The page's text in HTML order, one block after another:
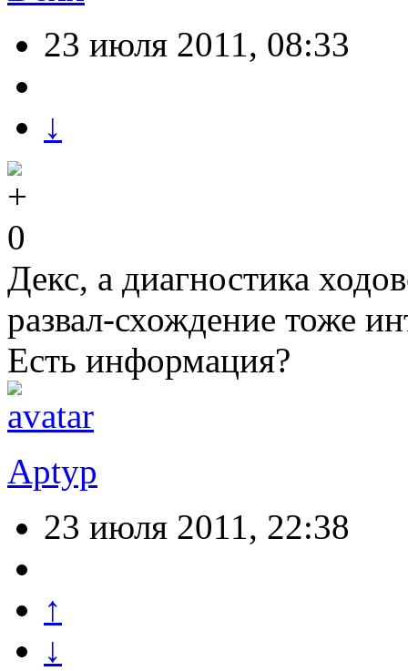
23 июля 2011, 08:33
↓
0
Декс, а диагностика
развал-схождение тоже
Есть информация?
Aptyp
23 июля 2011, 22:38
↑
↓